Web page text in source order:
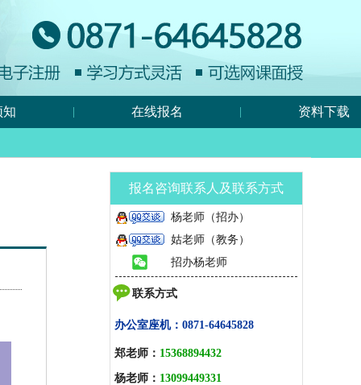
知 在线报名 资料下载
报名咨询联系人及联系方式
杨老师（招办）
姑老师（教务）
招办杨老师
联系方式
办公室座机： 0871-64645828
郑老师： 15368894432
杨老师： 13099449331